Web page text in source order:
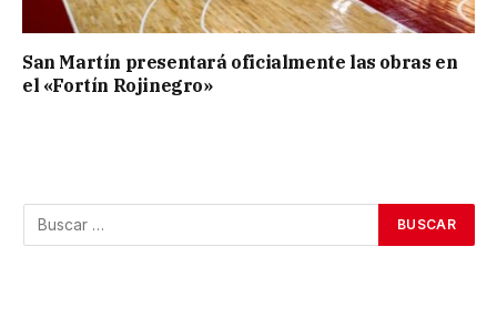
San Martín presentará oficialmente las obras en
el «Fortín Rojinegro»